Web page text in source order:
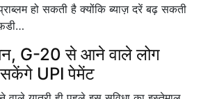
हो सकती है क्योंकि ब्याज़ दरें बढ़ सकती
G-20 से आने वाले लोग
सकेंगे UPI पेमेंट